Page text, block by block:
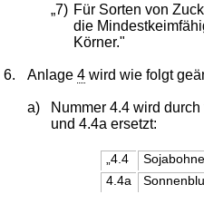
„7) Für Sorten von
die
Körner."
6. Anlage4 wird wie folgt
a)
Nummer 4.4 wird
und 4.4a ersetzt:
„4.4 Sojabohne
4.4a